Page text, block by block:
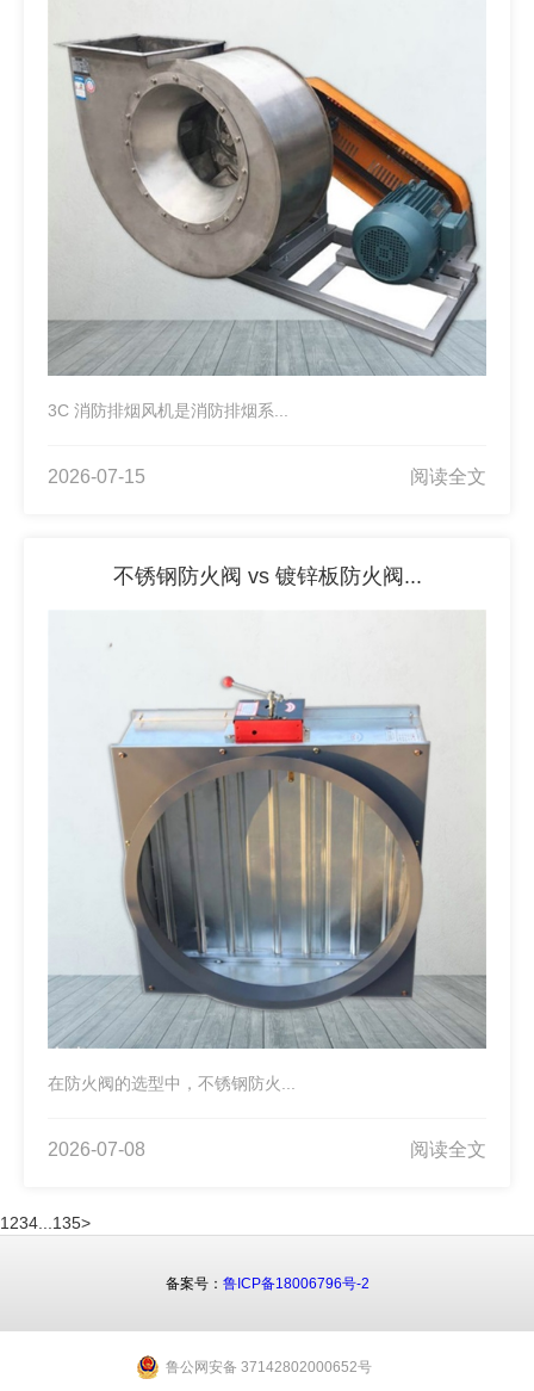
3C 消防排烟风机是消防排烟系...
2026-07-15 阅读全文
不锈钢防火阀 vs 镀锌板防火阀...
在防火阀的选型中，不锈钢防火...
2026-07-08 阅读全文
1 234 135>
备案号： 鲁ICP备18006796号-2
鲁公网安备 37142802000652号